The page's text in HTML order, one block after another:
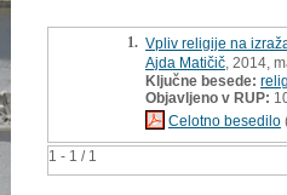
1 - 1 / 1
1. Vpliv religije na
Ajda Matičič , 2014,
Ključne besede:
Objavljeno v RUP:
Celotno besedilo